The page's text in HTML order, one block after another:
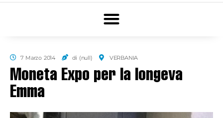
7 Marzo 2014 di (null) VERBANIA
Moneta Expo per la longeva
Emma